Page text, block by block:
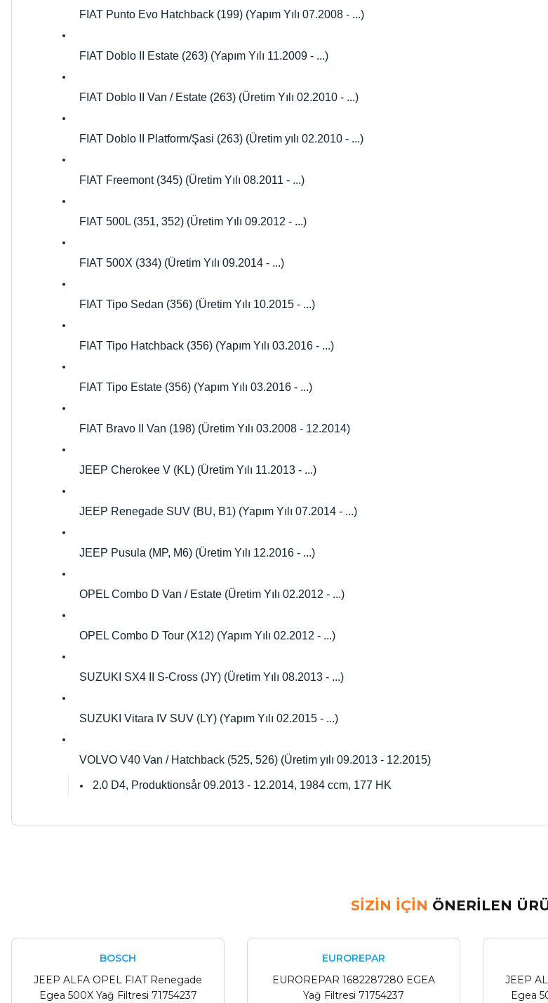
FIAT Punto Evo Hatchback (199) (Yapım Yılı 07.2008 - ...)
FIAT Doblo II Estate (263) (Yapım Yılı 11.2009 - ...)
FIAT Doblo II Van / Estate (263) (Üretim Yılı 02.2010 - ...)
FIAT Doblo II Platform/Şasi (263) (Üretim yılı 02.2010 - ...)
FIAT Freemont (345) (Üretim Yılı 08.2011 - ...)
FIAT 500L (351, 352) (Üretim Yılı 09.2012 - ...)
FIAT 500X (334) (Üretim Yılı 09.2014 - ...)
FIAT Tipo Sedan (356) (Üretim Yılı 10.2015 - ...)
FIAT Tipo Hatchback (356) (Yapım Yılı 03.2016 - ...)
FIAT Tipo Estate (356) (Yapım Yılı 03.2016 - ...)
FIAT Bravo II Van (198) (Üretim Yılı 03.2008 - 12.2014)
JEEP Cherokee V (KL) (Üretim Yılı 11.2013 - ...)
JEEP Renegade SUV (BU, B1) (Yapım Yılı 07.2014 - ...)
JEEP Pusula (MP, M6) (Üretim Yılı 12.2016 - ...)
OPEL Combo D Van / Estate (Üretim Yılı 02.2012 - ...)
OPEL Combo D Tour (X12) (Yapım Yılı 02.2012 - ...)
SUZUKI SX4 II S-Cross (JY) (Üretim Yılı 08.2013 - ...)
SUZUKI Vitara IV SUV (LY) (Yapım Yılı 02.2015 - ...)
VOLVO V40 Van / Hatchback (525, 526) (Üretim yılı 09.2013 - 12.2015)
2.0 D4, Produktionsår 09.2013 - 12.2014, 1984 ccm, 177 HK
Bu ürüne ilk yorumu siz yapın!
Yorum Yaz
Ürün hakkında henüz soru
Soru Sor
Uygun kaliteli
T... Ç... | 15/01/2026
Resimde gördüğünüz bire bir geliyor
SİZİN İÇİN ÖNERİLEN
BOSCH
JEEP ALFA OPEL FIAT Renegade
Egea 500X Yağ Filtresi 71754237
EUROREPAR
EUROREPAR 1682287280 EGEA
Yağ Filtresi 71754237
JEEP
Egea